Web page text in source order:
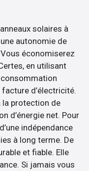
solaires à
autonomie de
économiserez
en utilisant
consommation
d’électricité.
la protection de
d’énergie net. Pour
indépendance
à long terme. De
et fiable. Elle
Si jamais vous